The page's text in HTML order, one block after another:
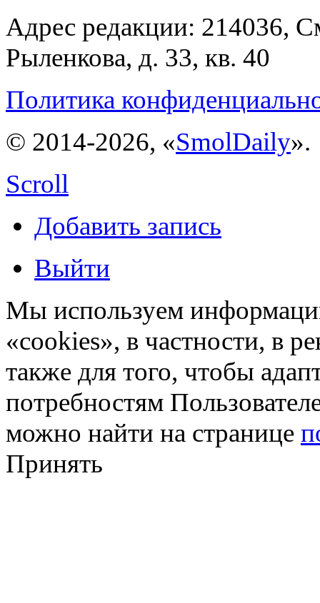
Адрес редакции: 214036,
Рыленкова, д. 33, кв. 40
Политика
© 2014-2026, «SmolDaily».
Scroll
Добавить запись
Выйти
Мы используем
«cookies», в частности, в
также для того, чтобы
потребностям
можно найти на странице
Принять